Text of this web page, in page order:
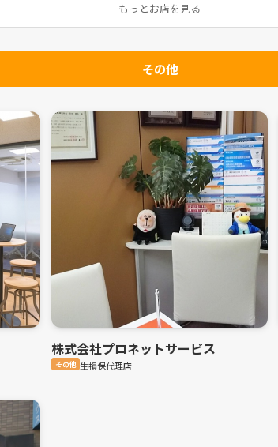
もっとお店を見る
その他
株式会社プロネットサービス
その他 生損保代理店